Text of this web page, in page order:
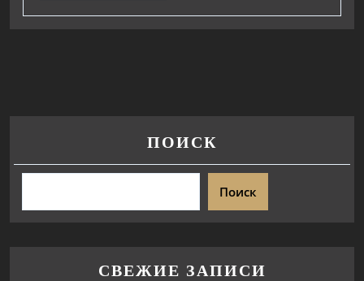
ПОИСК
Поиск
СВЕЖИЕ ЗАПИСИ